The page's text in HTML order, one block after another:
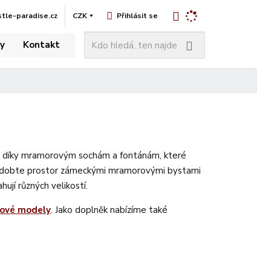
paradise.cz CZK Přihlásit se
Kontakt
d
t
e
a
mramorovým sochám a fontánám, které
prostor zámeckými mramorovými bystami
různých velikostí.
modely. Jako doplněk nabízíme také